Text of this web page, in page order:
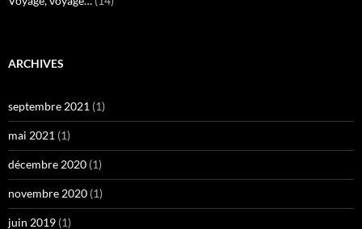
ARCHIVES
septembre 2021 (1)
mai 2021 (1)
décembre 2020 (1)
novembre 2020 (1)
juin 2019 (1)